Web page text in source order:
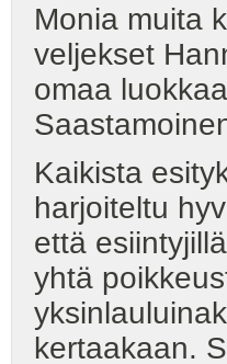
Monia muita
veljekset
omaa
Kaikista
harjoiteltu
että
yhtä
kertaakaan.